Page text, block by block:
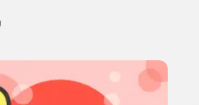
目名稱、主持人或關鍵字